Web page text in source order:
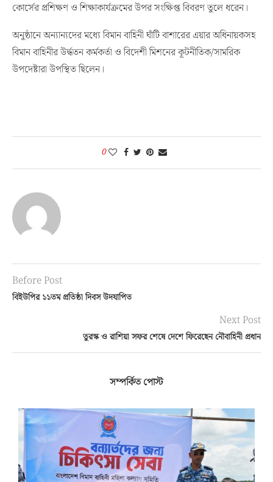
কোর্সের প্রশিক্ষণ ও শিক্ষাকার্যক্রমের উপর সংক্ষিপ্ত বিবরণ তুলে ধরেন।
অনুষ্ঠানে অন্যান্যদের মধ্যে বিমান বাহিনী ঘাঁটি বাশারের এয়ার অধিনায়কসহ
বিমান বাহিনীর উর্দ্ধতন কর্মকর্তা ও বিদেশী মিশনের কূটনীতিক/সামরিক
উপদেষ্টারা উপস্থিত ছিলেন।
0
Before Post
বিইউপির ১১তম প্রতিষ্ঠা দিবস উদযাপিত
Next Post
তুরস্ক ও রাশিয়া সফর শেষে দেশে ফিরেছেন নৌবাহিনী প্রধান
সম্পর্কিত পোস্ট